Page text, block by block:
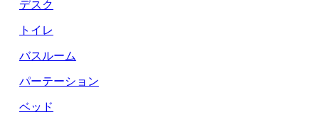
デスク
トイレ
バスルーム
パーテーション
ベッド